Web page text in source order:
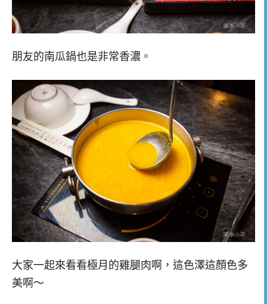
朋友的南瓜鍋也是非常香濃。
大家一起來看看極月的雞腿肉啊，這色澤這顏色多
美啊～